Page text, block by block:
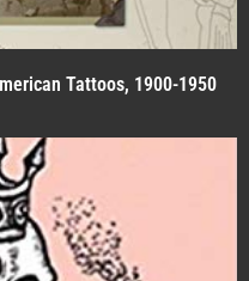
Tattoos, 1900-1950